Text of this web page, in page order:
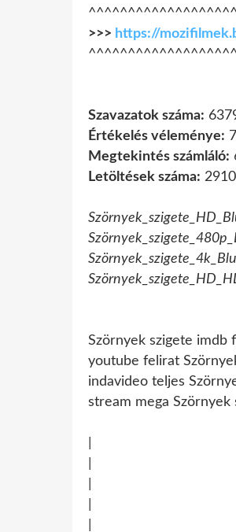
>>> https://
Szavazatok száma:
Értékelés véleménye:
Megtekintés számláló:
Letöltések száma: 2910
Szörnyek szigete imdb
youtube felirat
indavideo teljes
stream mega Szörnyek